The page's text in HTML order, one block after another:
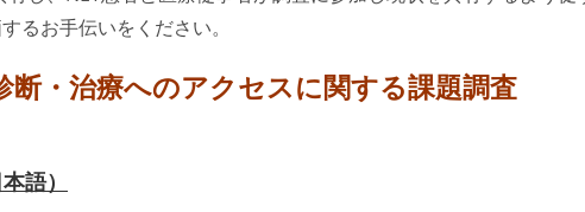
るお手伝いをください。
断・治療へのアクセスに関する課題調査
語）